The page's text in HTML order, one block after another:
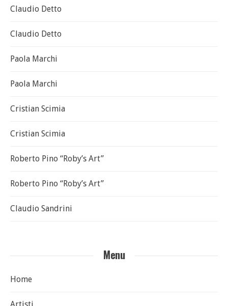
Claudio Detto
Claudio Detto
Paola Marchi
Paola Marchi
Cristian Scimia
Cristian Scimia
Roberto Pino “Roby’s Art”
Roberto Pino “Roby’s Art”
Claudio Sandrini
Menu
Home